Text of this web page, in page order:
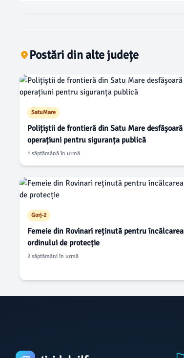
Postări din alte județe
SatuMare
Polițiștii de frontieră din Satu Mare desfășoară
operațiuni pentru siguranța publică
1 săptămână în urmă
Gorj-2
Femeie din Rovinari reținută pentru încălcarea
ordinului de protecție
2 săptămâni în urmă